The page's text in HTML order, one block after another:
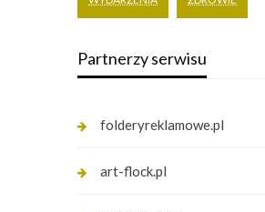
Partnerzy serwisu
folderyreklamowe.pl
art-flock.pl